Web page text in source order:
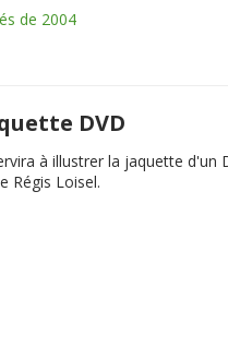
de 2004
DVD
à illustrer la jaquette
Régis Loisel.